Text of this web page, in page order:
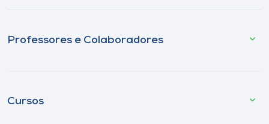
Professores e Colaboradores
Cursos